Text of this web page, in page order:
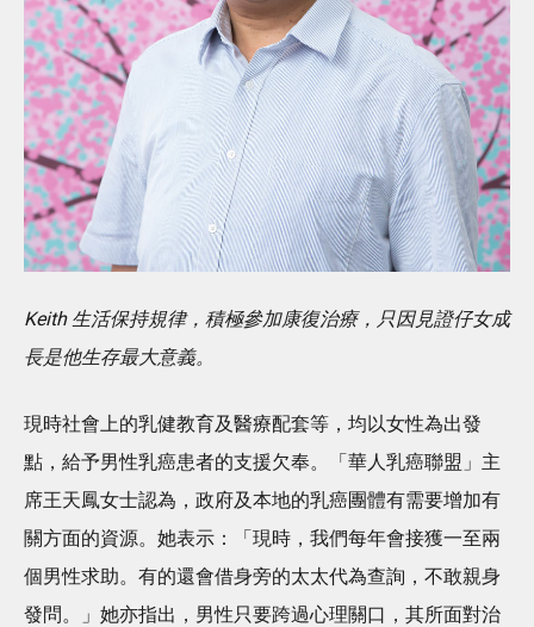
Keith 生活保持規律，積極參加康復治療，只因見證仔女成
長是他生存最大意義。
現時社會上的乳健教育及醫療配套等，均以女性為出發
點，給予男性乳癌患者的支援欠奉。「華人乳癌聯盟」主
席王天鳳女士認為，政府及本地的乳癌團體有需要增加有
關方面的資源。她表示：「現時，我們每年會接獲一至兩
個男性求助。有的還會借身旁的太太代為查詢，不敢親身
發問。」她亦指出，男性只要跨過心理關口，其所面對治